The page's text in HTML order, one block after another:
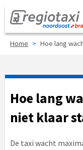
Home > Hoe lang
Hoe lang
niet klaar
De taxi wacht